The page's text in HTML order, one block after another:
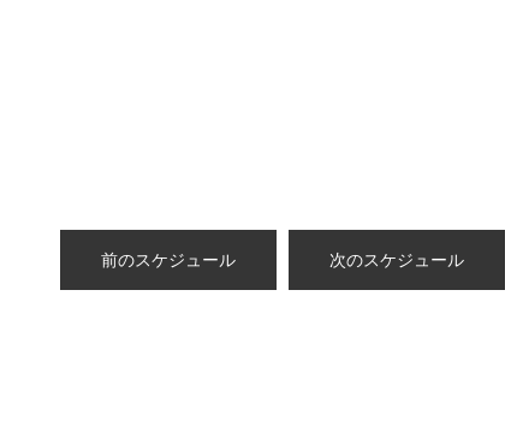
前のスケジュール 次のスケジュール